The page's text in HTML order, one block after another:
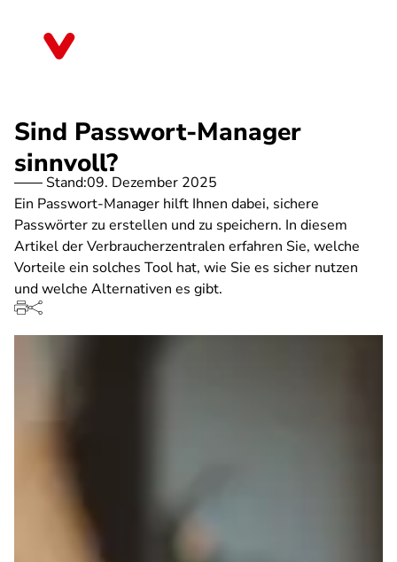
Sind Passwort-Manager
sinnvoll?
Stand:09. Dezember 2025
Ein Passwort-Manager hilft Ihnen dabei, sichere
Passwörter zu erstellen und zu speichern. In diesem
Artikel der Verbraucherzentralen erfahren Sie, welche
Vorteile ein solches Tool hat, wie Sie es sicher nutzen
und welche Alternativen es gibt.